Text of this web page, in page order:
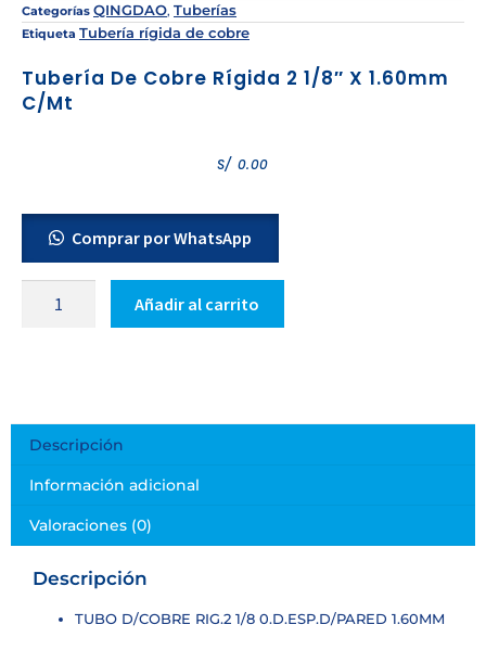
Categorías QINGDAO, Tuberías
Etiqueta Tubería rígida de cobre
Tubería De Cobre Rígida 2 1/8″ X 1.60mm
C/mt
S/ 0.00
Comprar por WhatsApp
Añadir al carrito
Descripción
Información adicional
Valoraciones (0)
Descripción
TUBO D/COBRE RIG.2 1/8 0.D.ESP.D/PARED 1.60MM